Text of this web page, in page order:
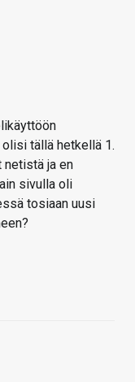
tällä hetkellä 1.
netistä ja en
sivulla oli
tosiaan uusi